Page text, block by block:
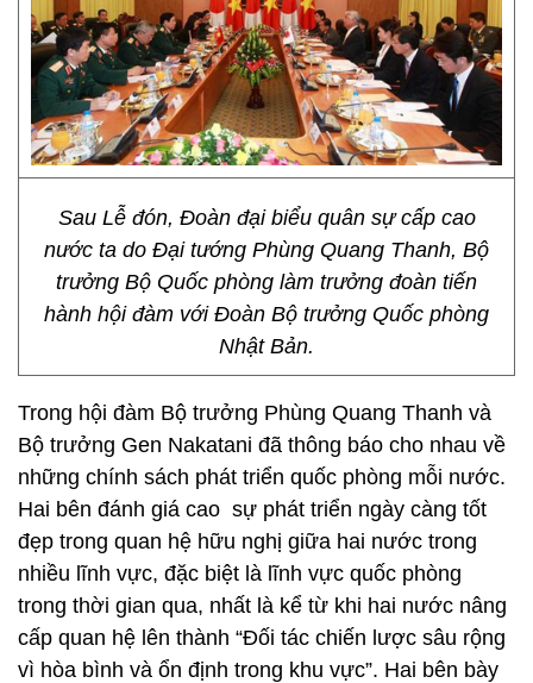
Sau Lễ đón, Đoàn đại biểu quân sự cấp cao
nước ta do Đại tướng Phùng Quang Thanh, Bộ
trưởng Bộ Quốc phòng làm trưởng đoàn tiến
hành hội đàm với Đoàn Bộ trưởng Quốc phòng
Nhật Bản.
Trong hội đàm Bộ trưởng Phùng Quang Thanh và
Bộ trưởng Gen Nakatani đã thông báo cho nhau về
những chính sách phát triển quốc phòng mỗi nước.
Hai bên đánh giá cao sự phát triển ngày càng tốt
đẹp trong quan hệ hữu nghị giữa hai nước trong
nhiều lĩnh vực, đặc biệt là lĩnh vực quốc phòng
trong thời gian qua, nhất là kể từ khi hai nước nâng
cấp quan hệ lên thành “Đối tác chiến lược sâu rộng
vì hòa bình và ổn định trong khu vực”. Hai bên bày